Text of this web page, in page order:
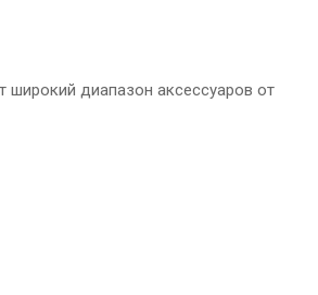
широкий диапазон аксессуаров от